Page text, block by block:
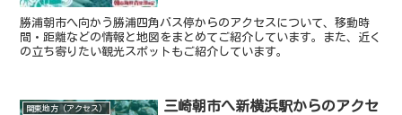
勝浦朝市へ向かう勝浦四角バス停からのアクセスについて、移動時
間・距離などの情報と地図をまとめてご紹介しています。また、近く
の立ち寄りたい観光スポットもご紹介しています。
関東地方（アクセス）
三崎朝市へ新横浜駅からのアクセ